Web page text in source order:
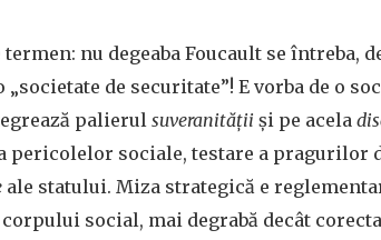
nu degeaba Foucault se întreba,
de securitate”! E vorba de o
palierul suveranităţii şi pe acela
pericolelor sociale, testare a pragurilor
ale statului. Miza strategică e
social, mai degrabă decât